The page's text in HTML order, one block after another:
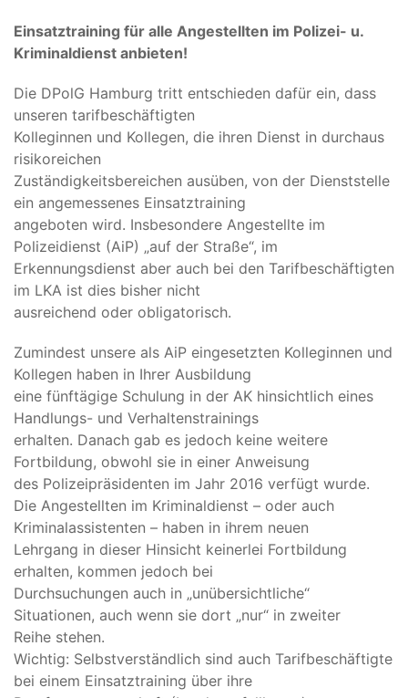
Einsatztraining für alle Angestellten im Polizei- u.
Kriminaldienst anbieten!
Die DPolG Hamburg tritt entschieden dafür ein, dass
unseren tarifbeschäftigten
Kolleginnen und Kollegen, die ihren Dienst in durchaus
risikoreichen
Zuständigkeitsbereichen ausüben, von der Dienststelle
ein angemessenes Einsatztraining
angeboten wird. Insbesondere Angestellte im
Polizeidienst (AiP) „auf der Straße“, im
Erkennungsdienst aber auch bei den Tarifbeschäftigten
im LKA ist dies bisher nicht
ausreichend oder obligatorisch.
Zumindest unsere als AiP eingesetzten Kolleginnen und
Kollegen haben in Ihrer Ausbildung
eine fünftägige Schulung in der AK hinsichtlich eines
Handlungs- und Verhaltenstrainings
erhalten. Danach gab es jedoch keine weitere
Fortbildung, obwohl sie in einer Anweisung
des Polizeipräsidenten im Jahr 2016 verfügt wurde.
Die Angestellten im Kriminaldienst – oder auch
Kriminalassistenten – haben in ihrem neuen
Lehrgang in dieser Hinsicht keinerlei Fortbildung
erhalten, kommen jedoch bei
Durchsuchungen auch in „unübersichtliche“
Situationen, auch wenn sie dort „nur“ in zweiter
Reihe stehen.
Wichtig: Selbstverständlich sind auch Tarifbeschäftigte
bei einem Einsatztraining über ihre